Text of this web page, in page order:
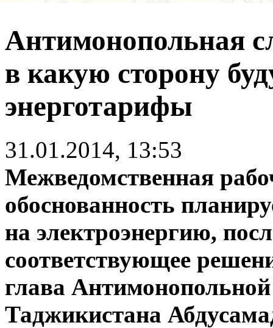
Антимонопольная
в какую сторону
энерготарифы
31.01.2014, 13:53
Межведомственная
обоснованность
на электроэнергию,
соответствующее
глава
Таджикистана